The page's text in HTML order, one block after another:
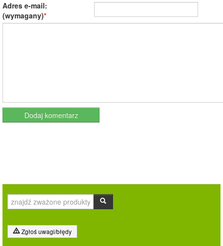
Adres e-mail:
(wymagany)
Zgłoś uwagi/błędy